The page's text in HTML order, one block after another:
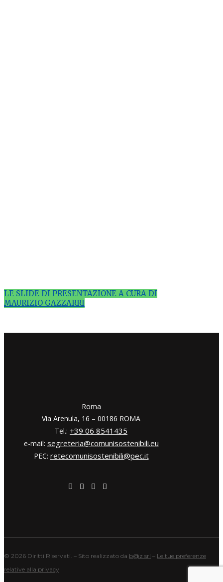
LE SLIDE DI PRESENTAZIONE A CURA DI
MAURIZIO GAZZARRI
​​Roma
Via Arenula, 16 – 00186 ROMA
Tel.: +39 06 8541435
e-mail: segreteria@comunisostenibili.eu
PEC: retecomunisostenibili@pec.it
© 2026 Diritti Riservati. – Sito realizzato da b@z srl – Le tue preferenze
relative alla privacy